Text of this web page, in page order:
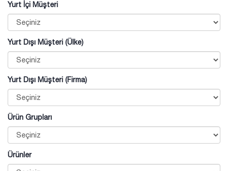
Yurt İçi Müşteri
Yurt Dışı Müşteri (Ülke)
Yurt Dışı Müşteri (Firma)
Ürün Grupları
Ürünler